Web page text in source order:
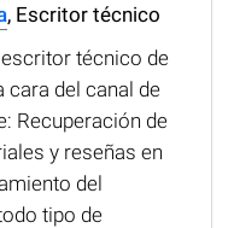
, Escritor técnico
técnico de
cara del canal de
Recuperación de
y reseñas en
del
tipo de